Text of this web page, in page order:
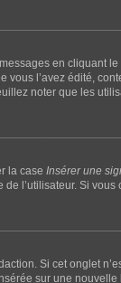
en cliquant
l’avez édité,
noter que les
la case Insérer une
l’utilisateur. Si
Si cet onglet
sur une